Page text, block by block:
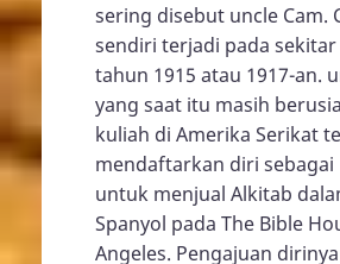
sering disebut uncle Cam.
sendiri terjadi pada sekitar
tahun 1915 atau 1917-an.
yang saat itu masih
kuliah di Amerika Serikat
mendaftarkan diri sebagai
untuk menjual Alkitab
Spanyol pada The Bible
Angeles. Pengajuan